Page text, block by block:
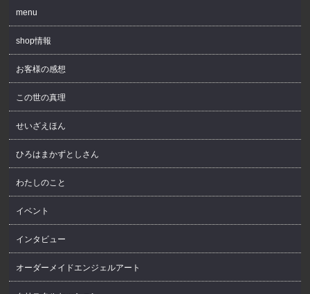
menu
shop情報
お客様の感想
この世の真理
せいざえほん
ひろはまかずとしさん
わたしのこと
イベント
インタビュー
オーダーメイドエンジェルアート